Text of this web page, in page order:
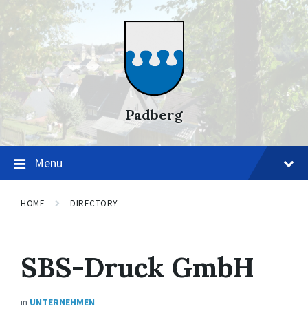
Skip
content
Skip
main
navigation
Skip
footer
Padberg
Menu
HOME DIRECTORY
SBS-Druck GmbH
in UNTERNEHMEN